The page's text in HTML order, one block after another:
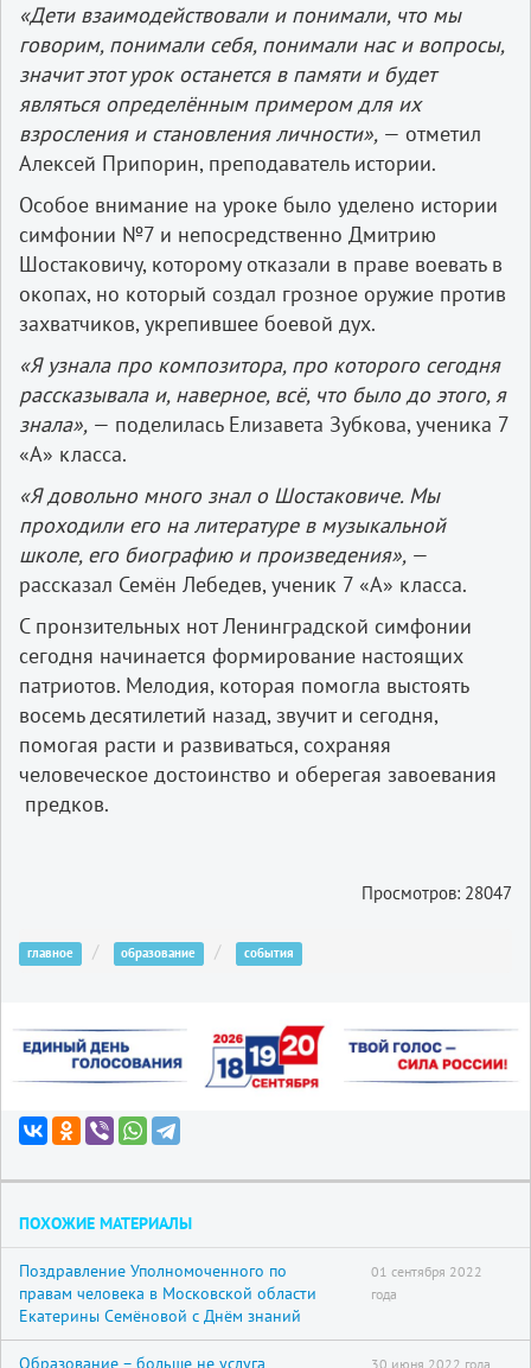
«Дети взаимодействовали и понимали, что мы
говорим, понимали себя, понимали нас и вопросы,
значит этот урок останется в памяти и будет
являться определённым примером для их
взросления и становления личности», — отметил
Алексей Припорин, преподаватель истории.
Особое внимание на уроке было уделено истории
симфонии №7 и непосредственно Дмитрию
Шостаковичу, которому отказали в праве воевать в
окопах, но который создал грозное оружие против
захватчиков, укрепившее боевой дух.
«Я узнала про композитора, про которого сегодня
рассказывала и, наверное, всё, что было до этого, я
знала», — поделилась Елизавета Зубкова, ученика 7
«А» класса.
«Я довольно много знал о Шостаковиче. Мы
проходили его на литературе в музыкальной
школе, его биографию и произведения», —
рассказал Семён Лебедев, ученик 7 «А» класса.
С пронзительных нот Ленинградской симфонии
сегодня начинается формирование настоящих
патриотов. Мелодия, которая помогла выстоять
восемь десятилетий назад, звучит и сегодня,
помогая расти и развиваться, сохраняя
человеческое достоинство и оберегая завоевания
предков.
Просмотров: 28047
главное образование события
ПОХОЖИЕ МАТЕРИАЛЫ
Поздравление Уполномоченного по
правам человека в Московской области
Екатерины Семёновой с Днём знаний
01 сентября 2022
года
Образование – больше не услуга 30 июня 2022 года